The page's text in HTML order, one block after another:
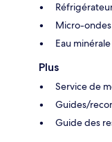
Micro-ondes
Eau
Plus
Service de
Guides/
Guide des